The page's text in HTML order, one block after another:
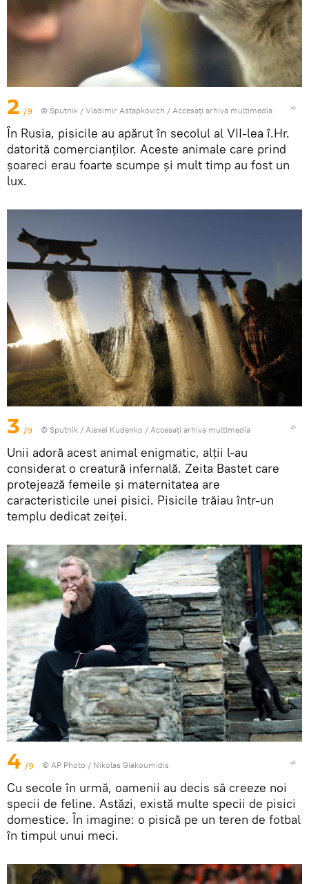
2 /9 © Sputnik / Vladimir Astapkovich / Accesați arhiva multimedia
În Rusia, pisicile au apărut în secolul al VII-lea î.Hr.
datorită comercianților. Aceste animale care prind
șoareci erau foarte scumpe și mult timp au fost un
lux.
3 /9 © Sputnik / Alexei Kudenko / Accesați arhiva multimedia
Unii adoră acest animal enigmatic, alții l-au
considerat o creatură infernală. Zeita Bastet care
protejează femeile și maternitatea are
caracteristicile unei pisici. Pisicile trăiau într-un
templu dedicat zeiței.
4 /9 © AP Photo / Nikolas Giakoumidis
Cu secole în urmă, oamenii au decis să creeze noi
specii de feline. Astăzi, există multe specii de pisici
domestice. În imagine: o pisică pe un teren de fotbal
în timpul unui meci.